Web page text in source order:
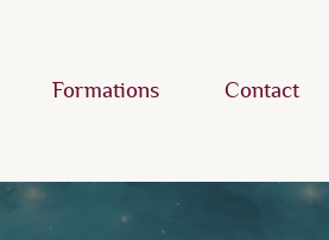
Formations Contact